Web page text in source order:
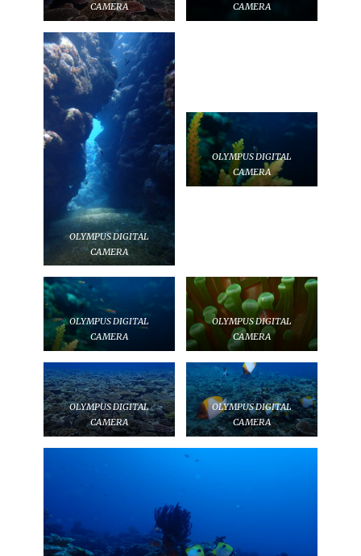
CAMERA
CAMERA
OLYMPUS DIGITAL
CAMERA
OLYMPUS DIGITAL
CAMERA
OLYMPUS DIGITAL
CAMERA
OLYMPUS DIGITAL
CAMERA
OLYMPUS DIGITAL
CAMERA
OLYMPUS DIGITAL
CAMERA